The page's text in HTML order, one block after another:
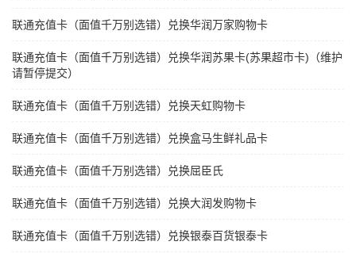
联通充值卡（面值千万别选错）兑换华润万家购物卡
联通充值卡（面值千万别选错）兑换华润苏果卡(苏果超市卡)（维护
请暂停提交）
联通充值卡（面值千万别选错）兑换天虹购物卡
联通充值卡（面值千万别选错）兑换盒马生鲜礼品卡
联通充值卡（面值千万别选错）兑换屈臣氏
联通充值卡（面值千万别选错）兑换大润发购物卡
联通充值卡（面值千万别选错）兑换银泰百货银泰卡